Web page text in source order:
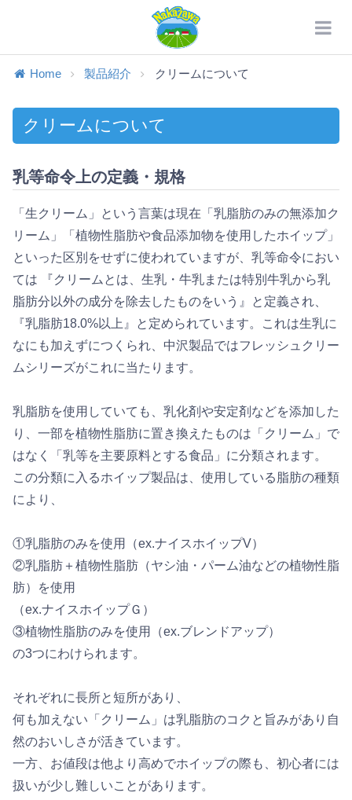
Home 製品紹介 クリームについて
クリームについて
乳等命令上の定義・規格
「生クリーム」という言葉は現在「乳脂肪のみの無添加ク
リーム」「植物性脂肪や食品添加物を使用したホイップ」
といった区別をせずに使われていますが、乳等命令におい
ては 『クリームとは、生乳・牛乳または特別牛乳から乳
脂肪分以外の成分を除去したものをいう』と定義され、
『乳脂肪18.0%以上』と定められています。これは生乳に
なにも加えずにつくられ、中沢製品ではフレッシュクリー
ムシリーズがこれに当たります。
乳脂肪を使用していても、乳化剤や安定剤などを添加した
り、一部を植物性脂肪に置き換えたものは「クリーム」で
はなく「乳等を主要原料とする食品」に分類されます。
この分類に入るホイップ製品は、使用している脂肪の種類
により、
①乳脂肪のみを使用（ex.ナイスホイップV）
②乳脂肪＋植物性脂肪（ヤシ油・パーム油などの植物性脂
肪）を使用
（ex.ナイスホイップＧ）
③植物性脂肪のみを使用（ex.ブレンドアップ）
の3つにわけられます。
それぞれに長所と短所があり、
何も加えない「クリーム」は乳脂肪のコクと旨みがあり自
然のおいしさが活きています。
一方、お値段は他より高めでホイップの際も、初心者には
扱いが少し難しいことがあります。